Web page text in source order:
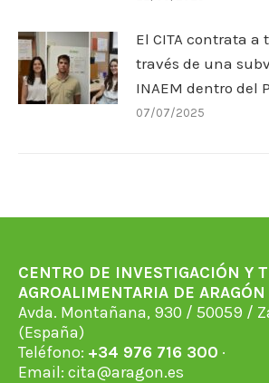
El CITA contrata a
través de una
INAEM dentro del
07/07/2025
CENTRO DE INVESTIGACIÓN Y
AGROALIMENTARIA DE ARAGÓN
Avda. Montañana, 930 / 50059 /
(España)
Teléfono: +34 976 716 300 ·
Email: cita@aragon.es